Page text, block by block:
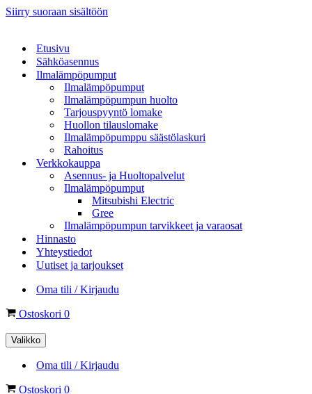
Siirry suoraan sisältöön
Etusivu
Sähköasennus
Ilmalämpöpumput
Ilmalämpöpumput
Ilmalämpöpumpun huolto
Tarjouspyyntö lomake
Huollon tilauslomake
Ilmalämpöpumppu säästölaskuri
Rahoitus
Verkkokauppa
Asennus- ja Huoltopalvelut
Ilmalämpöpumput
Mitsubishi Electric
Gree
Ilmalämpöpumpun tarvikkeet ja varaosat
Hinnasto
Yhteystiedot
Uutiset ja tarjoukset
Oma tili / Kirjaudu
Ostoskori 0
Valikko
Oma tili / Kirjaudu
Ostoskori 0